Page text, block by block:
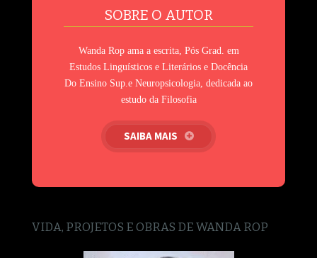
SOBRE O AUTOR
Wanda Rop ama a escrita, Pós Grad. em
Estudos Linguísticos e Literários e Docência
Do Ensino Sup.e Neuropsicologia, dedicada ao
estudo da Filosofia
SAIBA MAIS
VIDA, PROJETOS E OBRAS DE WANDA ROP